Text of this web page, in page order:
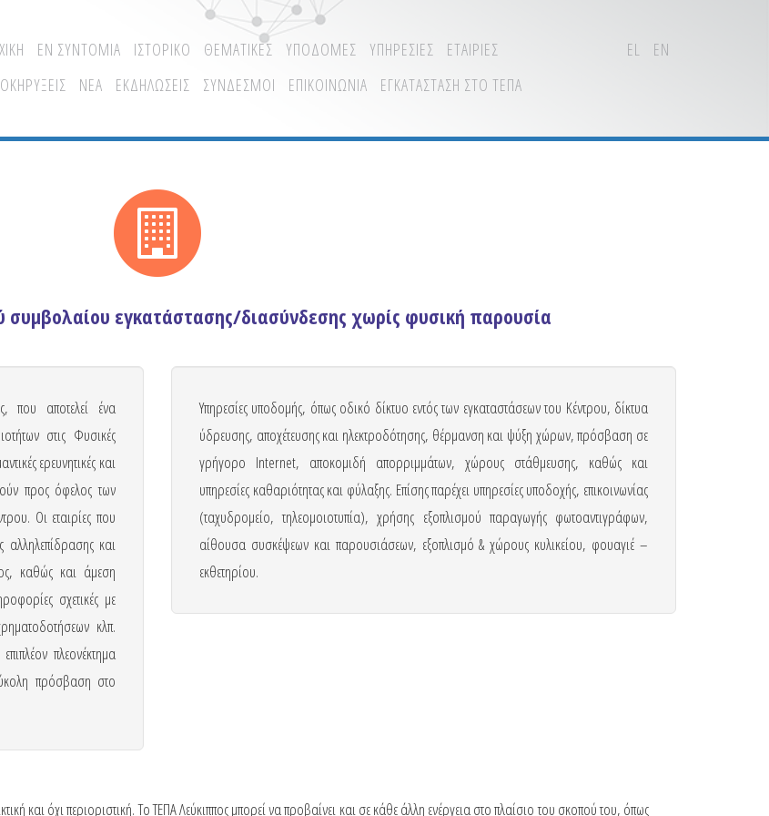
EL EN
ΕΝ ΣΥΝΤΟΜΙΑ ΙΣΤΟΡΙΚΟ ΘΕΜΑΤΙΚΕΣ ΥΠΟΔΟΜΕΣ ΥΠΗΡΕΣΙΕΣ
ΕΤΑΙΡΙΕΣ
ΝΕΑ ΕΚΔΗΛΩΣΕΙΣ ΣΥΝΔΕΣΜΟΙ ΕΠΙΚΟΙΝΩΝΙΑ ΕΓΚΑΤΑΣΤΑΣΗ ΣΤΟ ΤΕΠΑ
συμβολαίου εγκατάστασης/διασύνδεσης χωρίς φυσική παρουσία
που αποτελεί ένα
στις Φυσικές
ερευνητικές και
προς όφελος των
Οι εταιρίες που
αλληλεπίδρασης και
καθώς και άμεση
σχετικές με
κλπ.
πλεονέκτημα
πρόσβαση στο
Υπηρεσίες υποδομής, όπως οδικό δίκτυο εντός των εγκαταστάσεων του Κέντρου, δίκτυα
ύδρευσης, αποχέτευσης και ηλεκτροδότησης, θέρμανση και ψύξη χώρων, πρόσβαση σε
γρήγορο Internet, αποκομιδή απορριμμάτων, χώρους στάθμευσης, καθώς και
υπηρεσίες καθαριότητας και φύλαξης. Επίσης παρέχει υπηρεσίες υποδοχής, επικοινωνίας
(ταχυδρομείο, τηλεομοιοτυπία), χρήσης εξοπλισμού παραγωγής φωτοαντιγράφων,
αίθουσα συσκέψεων και παρουσιάσεων, εξοπλισμό & χώρους κυλικείου, φουαγιέ –
εκθετηρίου.
και όχι περιοριστική. Το ΤΕΠΑ Λεύκιππος μπορεί να προβαίνει και σε κάθε άλλη ενέργεια στο πλαίσιο του σκοπού του, όπως